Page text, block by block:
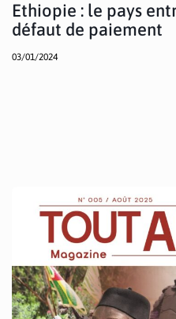
Ethiopie : le pays
défaut de paiement
03/01/2024